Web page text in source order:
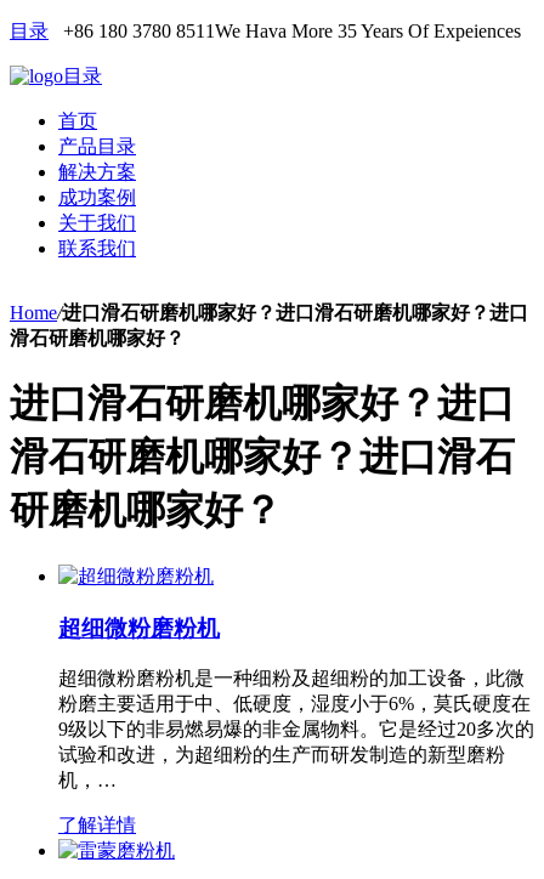
目录 +86 180 3780 8511We Hava More 35 Years Of Expeiences
目录
首页
产品目录
解决方案
成功案例
关于我们
联系我们
Home/进口滑石研磨机哪家好？进口滑石研磨机哪家好？进口
滑石研磨机哪家好？
进口滑石研磨机哪家好？进口
滑石研磨机哪家好？进口滑石
研磨机哪家好？
超细微粉磨粉机
超细微粉磨粉机是一种细粉及超细粉的加工设备，此微
粉磨主要适用于中、低硬度，湿度小于6%，莫氏硬度在
9级以下的非易燃易爆的非金属物料。它是经过20多次的
试验和改进，为超细粉的生产而研发制造的新型磨粉
机，…
了解详情